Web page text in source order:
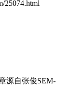
25074.html
源自张俊SEM-